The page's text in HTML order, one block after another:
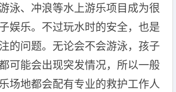
泳、冲浪等水上游乐项目成为很
娱乐。不过玩水时的安全，也是
的问题。无论会不会游泳，孩子
可能会出现突发情况，所以一般
场地都会配有专业的救护工作人